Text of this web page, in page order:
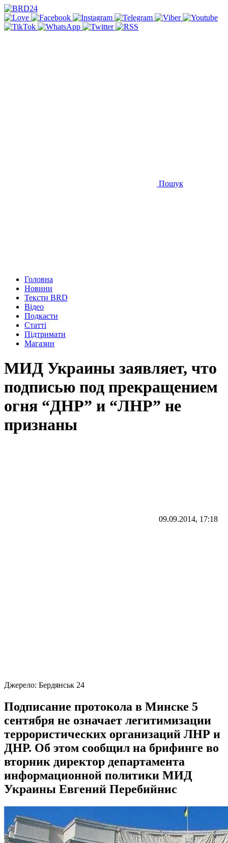
Пошук
Головна
Новини
Тексти BRD
Відео
Подкасти
Статті
Підтримати
Магазин
МИД Украины заявляет, что
подписью под прекращением
огня “ДНР” и “ЛНР” не
признаны
09.09.2014, 17:18
Джерело: Бердянськ 24
Подписание протокола в Минске 5
сентября не означает легитимизации
террористических организаций ЛНР и
ДНР. Об этом сообщил на брифинге во
вторник директор департамента
информационной политики МИД
Украины Евгений Перебийнис